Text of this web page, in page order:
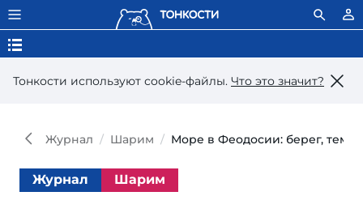
Тонкости используют сookie-файлы. Что это значит?
Журнал Шарим Море в Феодосии: берег,
Журнал Шарим